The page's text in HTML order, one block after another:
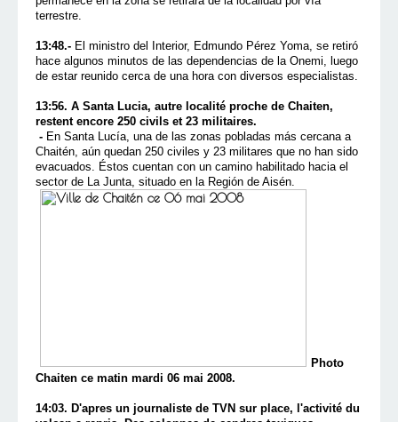
terrestre.
13:48.- El ministro del Interior, Edmundo Pérez Yoma, se retiró
hace algunos minutos de las dependencias de la Onemi, luego
de estar reunido cerca de una hora con diversos especialistas.
13:56. A Santa Lucia, autre localité proche de Chaiten,
restent encore 250 civils et 23 militaires.
- En Santa Lucía, una de las zonas pobladas más cercana a
Chaitén, aún quedan 250 civiles y 23 militares que no han sido
evacuados. Éstos cuentan con un camino habilitado hacia el
sector de La Junta, situado en la Región de Aisén.
Photo
Chaiten ce matin mardi 06 mai 2008.
14:03. D'apres un journaliste de TVN sur place, l'activité du